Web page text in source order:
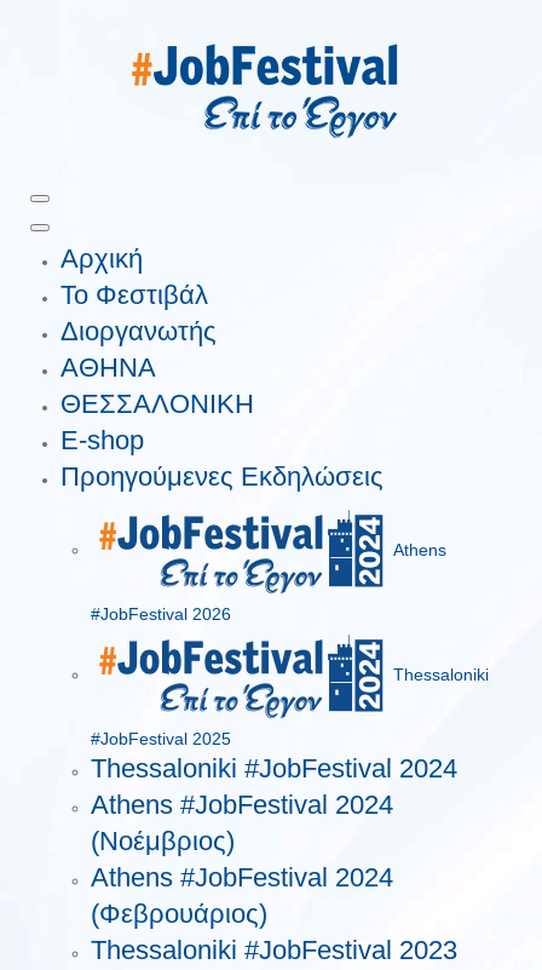
Αρχική
Το Φεστιβάλ
Διοργανωτής
ΑΘΗΝΑ
ΘΕΣΣΑΛΟΝΙΚΗ
E-shop
Προηγούμενες Εκδηλώσεις
Athens
#JobFestival 2026
Thessaloniki
#JobFestival 2025
Thessaloniki #JobFestival 2024
Athens #JobFestival 2024
(Νοέμβριος)
Athens #JobFestival 2024
(Φεβρουάριος)
Thessaloniki #JobFestival 2023